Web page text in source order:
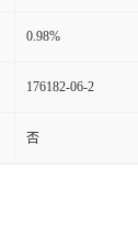
0.98%
176182-06-2
否